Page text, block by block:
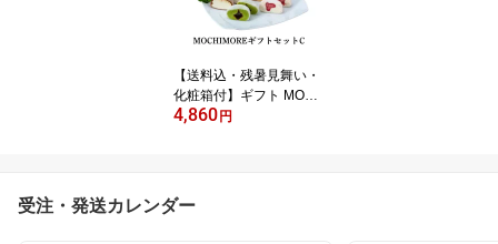
ピーサンド ザ・グリーン
ティー 洋梨＆ミルク 高
8］
【送料込・残暑見舞い・
化粧箱付】ギフト MOCH
IMOREギフトセットC
美 苺 キャラメル 抹茶 テ
ィラミス レーズンバター
4,860円
受注・発送カレンダー